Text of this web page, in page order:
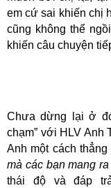
em cứ sai khiến chị
cũng không thể
khiến câu chuyện
Chưa dừng lại ở
chạm” với HLV Anh
Anh một cách thẳng
mà các bạn mang ra
thái độ và đáp